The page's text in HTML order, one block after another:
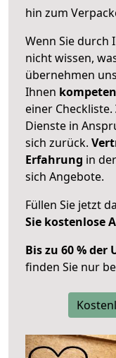
hin zum
Wenn Sie durch
nicht wissen,
übernehmen
Ihnen
einer Checkliste.
Dienste in
sich zurück.
Erfahrung in
sich Angebote.
Füllen Sie jetzt
Sie kostenlose
Bis zu 60 % der
finden Sie nur